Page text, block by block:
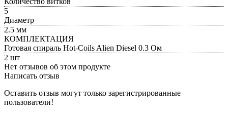
5
Диаметр
2.5 мм
КОМПЛЕКТАЦИЯ
Готовая спираль Hot-Coils Alien Diesel 0.3 Ом
2 шт
Нет отзывов об этом продукте
Написать отзыв
Оставить отзыв могут только зарегистрированные
пользователи!